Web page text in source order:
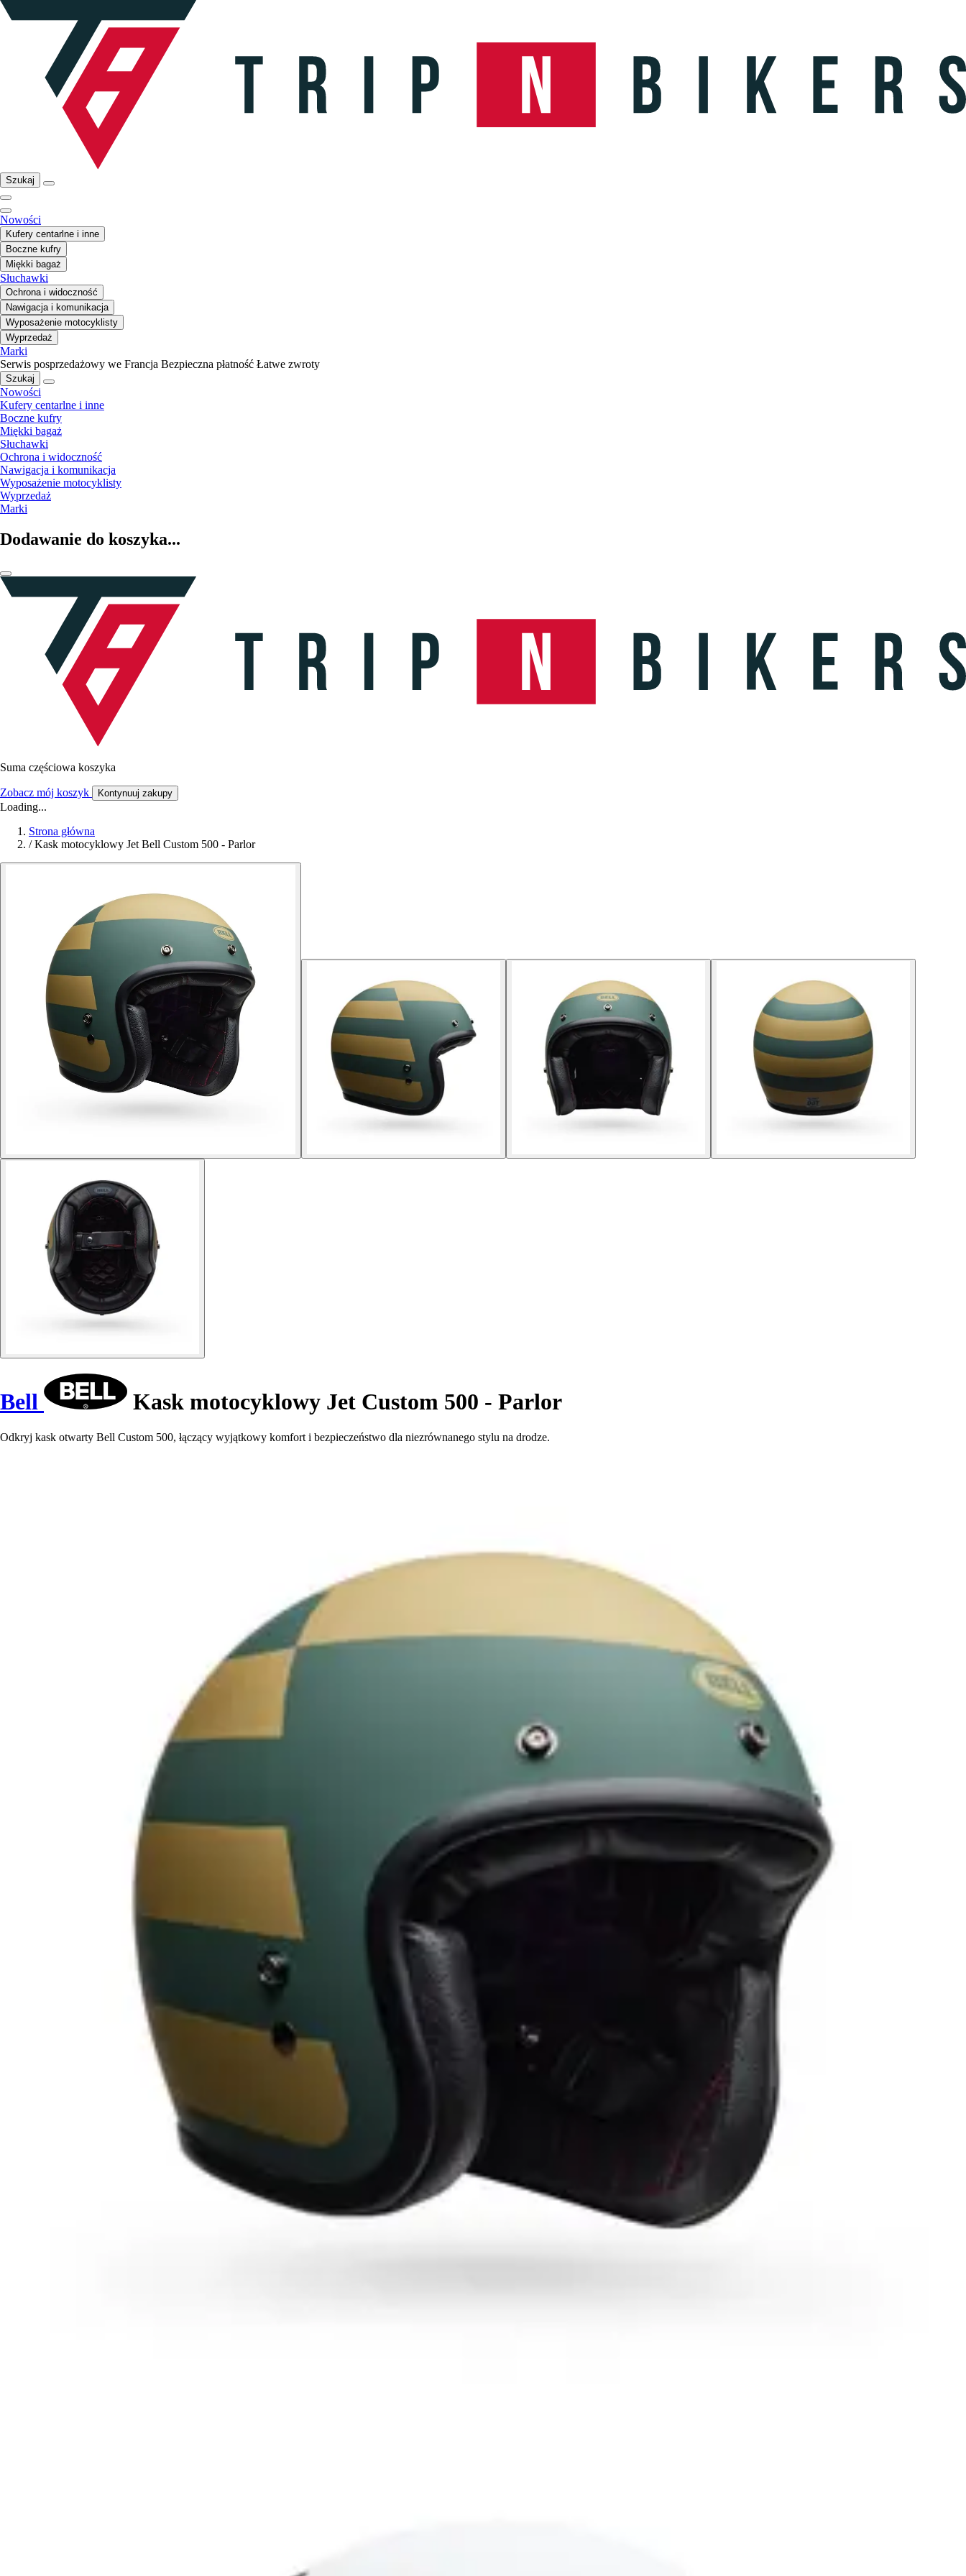
Szukaj
Nowości
Kufery centarlne i inne
Boczne kufry
Miękki bagaż
Słuchawki
Ochrona i widoczność
Nawigacja i komunikacja
Wyposażenie motocyklisty
Wyprzedaż
Marki
Serwis posprzedażowy we Francja Bezpieczna płatność Łatwe zwroty
Szukaj
Nowości
Kufery centarlne i inne
Boczne kufry
Miękki bagaż
Słuchawki
Ochrona i widoczność
Nawigacja i komunikacja
Wyposażenie motocyklisty
Wyprzedaż
Marki
Dodawanie do koszyka...
Suma częściowa koszyka
Zobacz mój koszyk Kontynuuj zakupy
Loading...
Strona główna
/ Kask motocyklowy Jet Bell Custom 500 - Parlor
Bell Kask motocyklowy Jet Custom 500 - Parlor
Odkryj kask otwarty Bell Custom 500, łączący wyjątkowy komfort i bezpieczeństwo dla niezrównanego stylu na drodze.